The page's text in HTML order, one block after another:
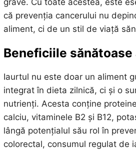
că prevenția cancerului nu
aliment, ci de un stil de viață
Beneficiile
Iaurtul nu este doar un aliment
integrat în dieta zilnică, ci și o
nutrienți. Acesta conține
calciu, vitaminele B2 și B12,
lângă potențialul său rol în
colorectal, consumul regulat de